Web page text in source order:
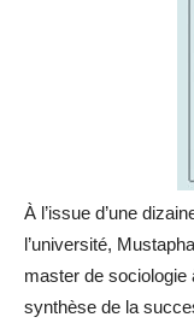
À l’issue d’une
l’université,
master de sociologie
synthèse de la